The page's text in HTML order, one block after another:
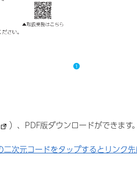
）、PDF版ダウンロードができます。
次元コードをタップするとリンク